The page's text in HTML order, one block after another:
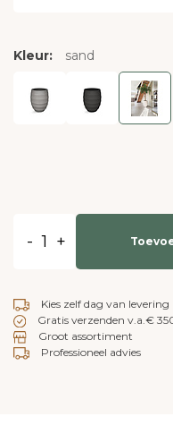
Kleur: sand
- +
Kies zelf dag van levering
Gratis verzenden v.a.€
Groot assortiment
Professioneel advies